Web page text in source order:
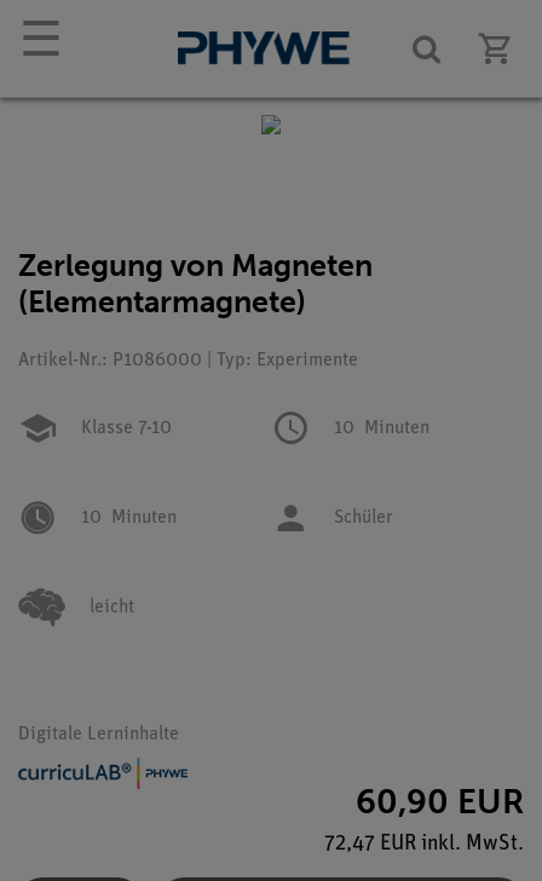
☰
Zerlegung von Magneten
(Elementarmagnete)
Artikel-Nr.: P1086000 | Typ: Experimente
Klasse 7-10 10 Minuten
10 Minuten Schüler
leicht
Digitale Lerninhalte
60,90 EUR
72,47 EUR inkl. MwSt.